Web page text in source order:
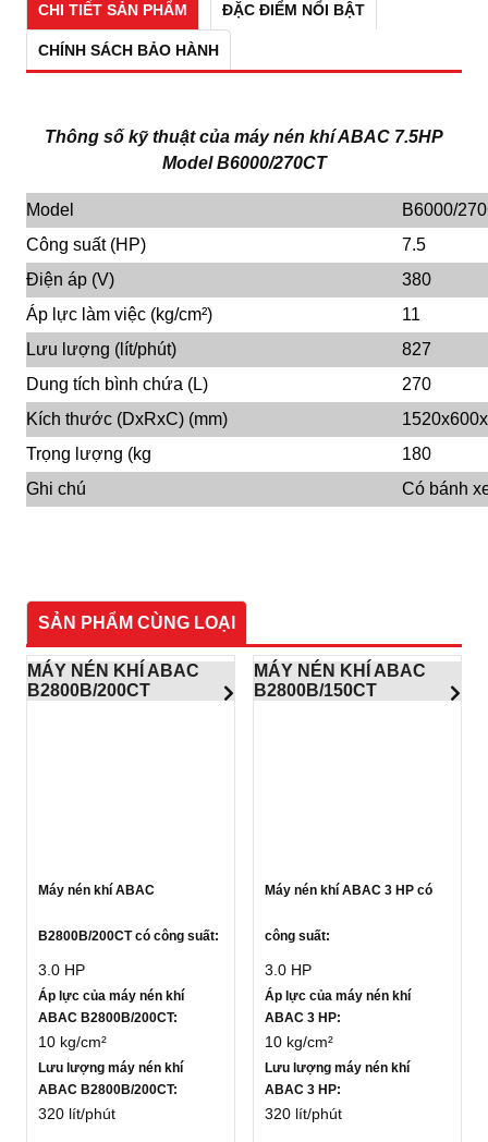
CHI TIẾT SẢN PHẨM ĐẶC ĐIỂM NỔI BẬT
CHÍNH SÁCH BẢO HÀNH
Thông số kỹ thuật của máy nén khí ABAC 7.5HP
Model B6000/270CT
Model
B6000/
Công suất (HP)
7.5
Điện áp (V)
380
Áp lực làm việc (kg/cm²)
11
Lưu lượng (lít/phút)
827
Dung tích bình chứa (L)
270
Kích thước (DxRxC) (mm)
Trọng lượng (kg
180
Ghi chú
Có bánh
SẢN PHẨM CÙNG LOẠI
MÁY NÉN KHÍ ABAC
B2800B/200CT
Máy nén khí ABAC
B2800B/200CT có công suất:
3.0 HP
Áp lực của máy nén khí
ABAC B2800B/200CT:
10 kg/cm²
Lưu lượng máy nén khí
ABAC B2800B/200CT:
320 lít/phút
MÁY NÉN KHÍ ABAC
B2800B/150CT
Máy nén khí ABAC 3 HP có
công suất:
3.0 HP
Áp lực của máy nén khí
ABAC 3 HP:
10 kg/cm²
Lưu lượng máy nén khí
ABAC 3 HP:
320 lít/phút